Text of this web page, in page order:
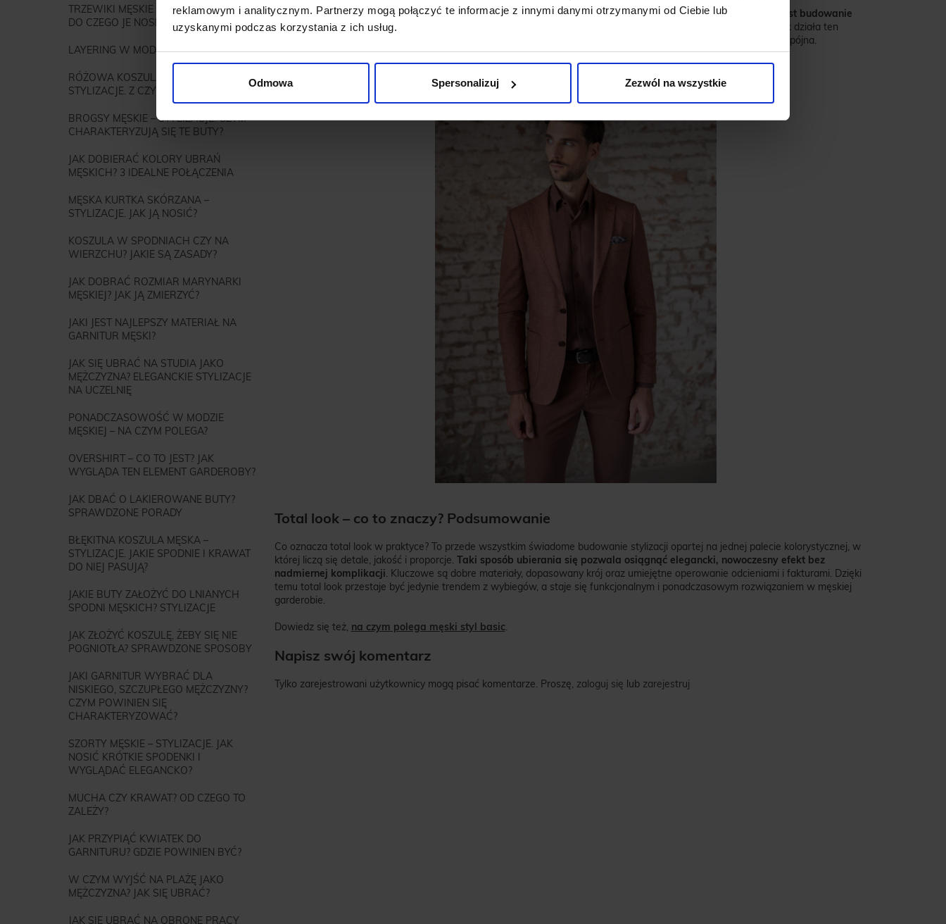
reklamowym i analitycznym. Partnerzy mogą połączyć te informacje z innymi danymi otrzymanymi od Ciebie lub
uzyskanymi podczas korzystania z ich usług.
Odmowa Spersonalizuj Zezwól na wszystkie
TRZEWIKI MĘSKIE – STYLIZACJE. JAK I
DO CZEGO JE NOSIĆ?
LAYERING W MODZIE – CO TO JEST?
RÓŻOWA KOSZULA MĘSKA –
STYLIZACJE. Z CZYM JĄ ŁĄCZYĆ?
BROGSY MĘSKIE – STYLIZACJE. CZYM
CHARAKTERYZUJĄ SIĘ TE BUTY?
JAK DOBIERAĆ KOLORY UBRAŃ
MĘSKICH? 3 IDEALNE POŁĄCZENIA
MĘSKA KURTKA SKÓRZANA –
STYLIZACJE. JAK JĄ NOSIĆ?
KOSZULA W SPODNIACH CZY NA
WIERZCHU? JAKIE SĄ ZASADY?
JAK DOBRAĆ ROZMIAR MARYNARKI
MĘSKIEJ? JAK JĄ ZMIERZYĆ?
JAKI JEST NAJLEPSZY MATERIAŁ NA
GARNITUR MĘSKI?
JAK SIĘ UBRAĆ NA STUDIA JAKO
MĘŻCZYZNA? ELEGANCKIE STYLIZACJE
NA UCZELNIĘ
PONADCZASOWOŚĆ W MODZIE
MĘSKIEJ – NA CZYM POLEGA?
OVERSHIRT – CO TO JEST? JAK
WYGLĄDA TEN ELEMENT GARDEROBY?
JAK DBAĆ O LAKIEROWANE BUTY?
SPRAWDZONE PORADY
BŁĘKITNA KOSZULA MĘSKA –
STYLIZACJE. JAKIE SPODNIE I KRAWAT
DO NIEJ PASUJĄ?
JAKIE BUTY ZAŁOŻYĆ DO LNIANYCH
SPODNI MĘSKICH? STYLIZACJE
JAK ZŁOŻYĆ KOSZULĘ, ŻEBY SIĘ NIE
POGNIOTŁA? SPRAWDZONE SPOSOBY
JAKI GARNITUR WYBRAĆ DLA
NISKIEGO, SZCZUPŁEGO MĘŻCZYZNY?
CZYM POWINIEN SIĘ
CHARAKTERYZOWAĆ?
SZORTY MĘSKIE – STYLIZACJE. JAK
NOSIĆ KRÓTKIE SPODENKI I
WYGLĄDAĆ ELEGANCKO?
MUCHA CZY KRAWAT? OD CZEGO TO
ZALEŻY?
JAK PRZYPIĄĆ KWIATEK DO
GARNITURU? GDZIE POWINIEN BYĆ?
W CZYM WYJŚĆ NA PLAŻĘ JAKO
MĘŻCZYZNA? JAK SIĘ UBRAĆ?
JAK SIĘ UBRAĆ NA OBRONĘ PRACY
W praktyce warto zaczynać od prostych zestawów i stopniowo rozwijać własne wyczucie.Dobrym sposobem jest budowanie
stylizacji wokół jednego koloru bazowego i uzupełnianie go jego odcieniami
. Dzięki temu łatwiej zrozumieć, jak działa ten
mechanizm w codziennym ubiorze. Z czasem komponowanie zestawów staje się intuicyjne, a garderoba bardziej spójna.
Total look – co to znaczy? Podsumowanie
Co oznacza total look w praktyce? To przede wszystkim świadome budowanie stylizacji opartej na jednej palecie kolorystycznej, w
której liczą się detale, jakość i proporcje. Taki sposób ubierania się pozwala osiągnąć elegancki, nowoczesny efekt bez
nadmiernej komplikacji . Kluczowe są dobre materiały, dopasowany krój oraz umiejętne operowanie odcieniami i fakturami. Dzięki
temu total look przestaje być jedynie trendem z wybiegów, a staje się funkcjonalnym i ponadczasowym rozwiązaniem w męskiej
garderobie.
Dowiedz się też, na czym polega męski styl basic.
Napisz swój komentarz
Tylko zarejestrowani użytkownicy mogą pisać komentarze. Proszę, zaloguj się lub zarejestruj